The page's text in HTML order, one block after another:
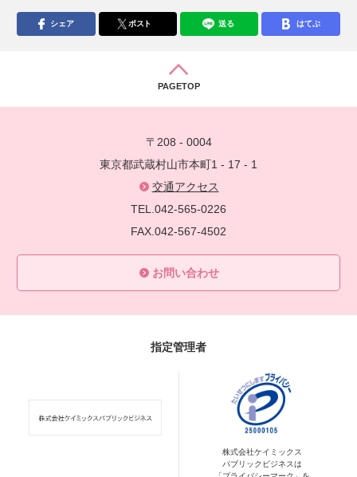
シェア ポスト 送る はてぶ
PAGETOP
〒208 - 0004
東京都武蔵村山市本町1 - 17 - 1
交通アクセス
TEL.042-565-0226
FAX.042-567-4502
お問い合わせ
指定管理者
株式会社ケイミックス
パブリックビジネスは